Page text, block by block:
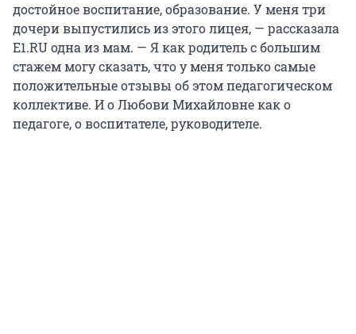
достойное воспитание, образование. У меня три
дочери выпустились из этого лицея, — рассказала
Е1.RU одна из мам. — Я как родитель с большим
стажем могу сказать, что у меня только самые
положительные отзывы об этом педагогическом
коллективе. И о Любови Михайловне как о
педагоге, о воспитателе, руководителе.